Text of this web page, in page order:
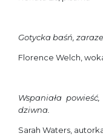
Gotycka baśń,
Florence Welch,
Wspaniała
dziwna.
Sarah Waters,